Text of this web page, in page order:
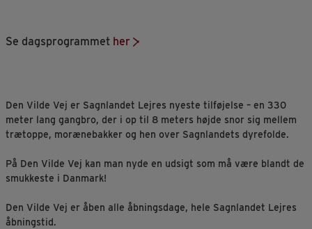
Se dagsprogrammet her
Den Vilde Vej er Sagnlandet Lejres nyeste tilføjelse – en 330
meter lang gangbro, der i op til 8 meters højde snor sig mellem
trætoppe, morænebakker og hen over Sagnlandets dyrefolde.
På Den Vilde Vej kan man nyde en udsigt som må være blandt de
smukkeste i Danmark!
Den Vilde Vej er åben alle åbningsdage, hele Sagnlandet Lejres
åbningstid.